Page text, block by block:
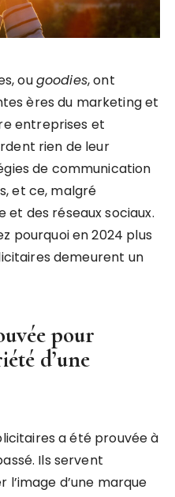
ougoodies, ont
ères du marketing et
entreprises et
rien de leur
de communication
et ce, malgré
et des réseaux sociaux.
pourquoi en 2024 plus
demeurent un
pour
d’une
a été prouvée à
Ils servent
d’une marque